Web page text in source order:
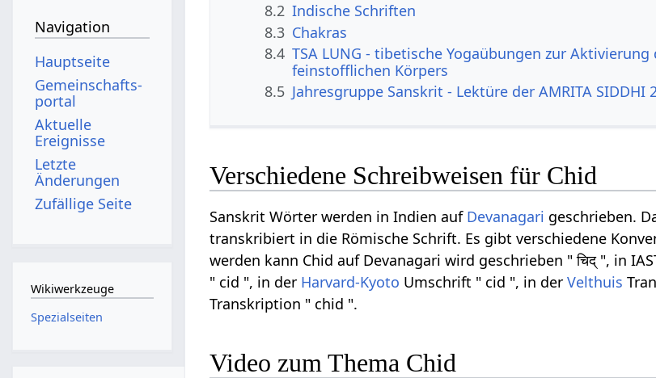
8.2 Indische Schriften
8.3 Chakras
8.4 TSA LUNG - tibetische Yogaübungen zur Aktivierung
feinstofflichen Körpers
8.5 Jahresgruppe Sanskrit - Lektüre der AMRITA SIDDHI
Verschiedene Schreibweisen für Chid
Sanskrit Wörter werden in Indien auf Devanagari geschrieben.
transkribiert in die Römische Schrift. Es gibt verschiedene
werden kann Chid auf Devanagari wird geschrieben " चिद् ", in
" cid ", in der Harvard-Kyoto Umschrift " cid ", in derVelthuis
Transkription " chid ".
Video zum Thema Chid
Navigation
Hauptseite
Gemeinschafts­
portal
Aktuelle
Ereignisse
Letzte
Änderungen
Zufällige Seite
Wikiwerkzeuge
Spezialseiten